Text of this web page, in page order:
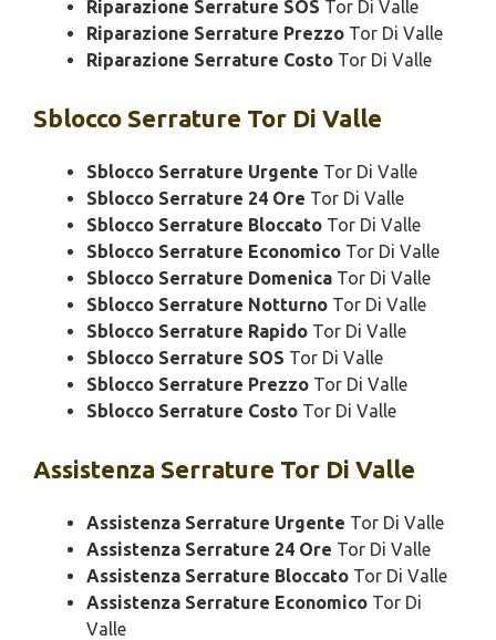
Riparazione Serrature SOS Tor Di Valle
Riparazione Serrature Prezzo Tor Di Valle
Riparazione Serrature Costo Tor Di Valle
Sblocco Serrature Tor Di Valle
Sblocco Serrature Urgente Tor Di Valle
Sblocco Serrature 24 Ore Tor Di Valle
Sblocco Serrature Bloccato Tor Di Valle
Sblocco Serrature Economico Tor Di Valle
Sblocco Serrature Domenica Tor Di Valle
Sblocco Serrature Notturno Tor Di Valle
Sblocco Serrature Rapido Tor Di Valle
Sblocco Serrature SOS Tor Di Valle
Sblocco Serrature Prezzo Tor Di Valle
Sblocco Serrature Costo Tor Di Valle
Assistenza Serrature Tor Di Valle
Assistenza Serrature Urgente Tor Di Valle
Assistenza Serrature 24 Ore Tor Di Valle
Assistenza Serrature Bloccato Tor Di Valle
Assistenza Serrature Economico Tor Di
Valle